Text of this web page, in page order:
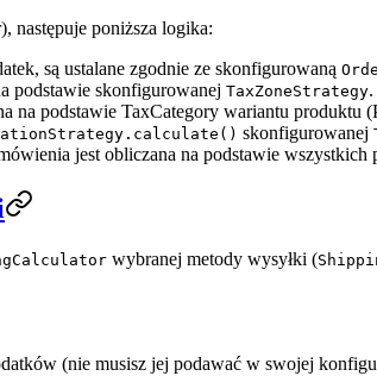
następuje poniższa logika:
są ustalane zgodnie ze skonfigurowaną
podstawie skonfigurowanej TaxZoneStrategy.
na podstawie TaxCategory wariantu
skonfigurowanej
jest obliczana na podstawie wszystkich
wybranej metody wysyłki (
(nie musisz jej podawać w swojej